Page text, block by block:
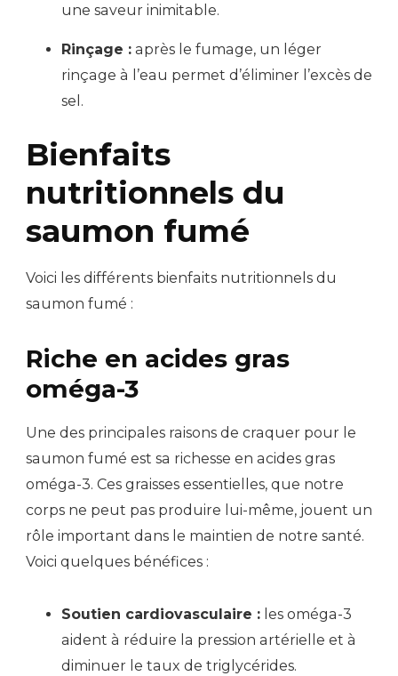
une saveur inimitable.
Rinçage : après le fumage, un léger
rinçage à l’eau permet d’éliminer l’excès de
sel.
Bienfaits
nutritionnels du
saumon fumé
Voici les différents bienfaits nutritionnels du
saumon fumé :
Riche en acides gras
oméga-3
Une des principales raisons de craquer pour le
saumon fumé est sa richesse en acides gras
oméga-3. Ces graisses essentielles, que notre
corps ne peut pas produire lui-même, jouent un
rôle important dans le maintien de notre santé.
Voici quelques bénéfices :
Soutien cardiovasculaire : les oméga-3
aident à réduire la pression artérielle et à
diminuer le taux de triglycérides.